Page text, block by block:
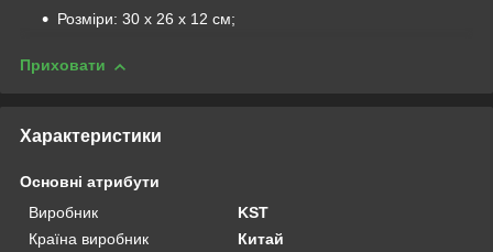
Розміри: 30 х 26 х 12 см;
Приховати
Характеристики
Основні атрибути
Виробник
KST
Країна виробник
Китай